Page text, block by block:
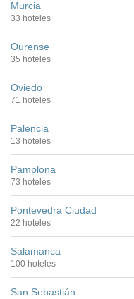
Murcia
33 hoteles
Ourense
35 hoteles
Oviedo
71 hoteles
Palencia
13 hoteles
Pamplona
73 hoteles
Pontevedra Ciudad
22 hoteles
Salamanca
100 hoteles
San Sebastián